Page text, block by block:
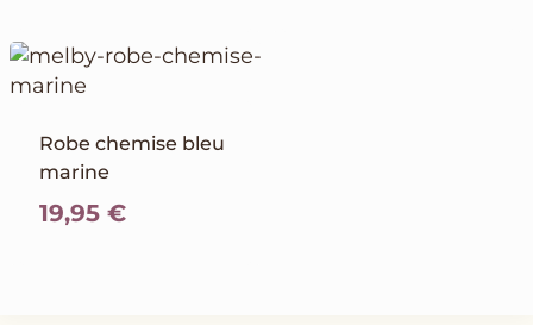
Robe chemise bleu
marine
19,95 €